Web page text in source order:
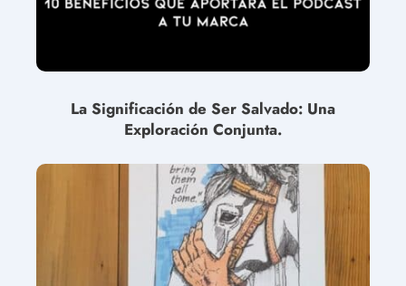
La Significación de Ser Salvado: Una
Exploración Conjunta.